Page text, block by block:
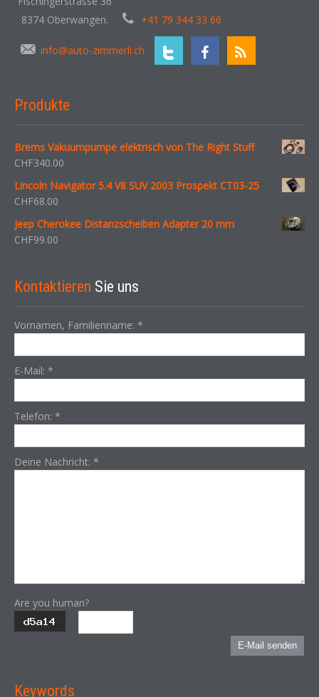
8374 Oberwangen.
+41 79 344 33 66
info@auto-zimmerli.ch
Produkte
Brems Vakuumpumpe elektrisch von The Right Stuff
CHF340.00
Lincoln Navigator 5.4 V8 SUV 2003 Prospekt CT03-25
CHF68.00
Jeep Cherokee Distanzscheiben Adapter 20 mm
CHF99.00
Kontaktieren Sie uns
Vornamen, Familienname: *
E-Mail: *
Telefon: *
Deine Nachricht: *
Are you human?
E-Mail senden
Keywords